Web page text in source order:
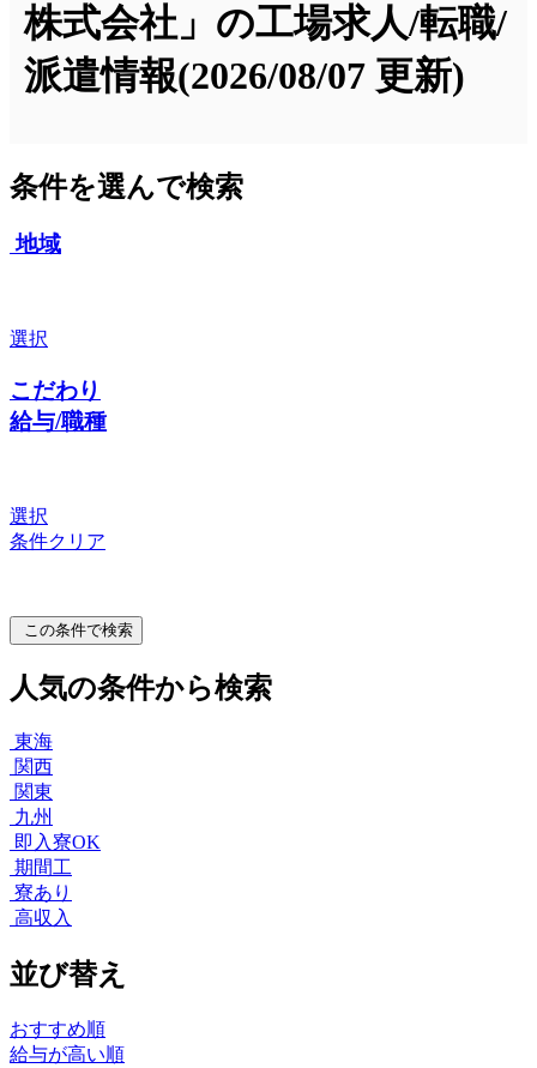
株式会社」の工場求人/転職/
派遣情報(2026/08/07 更新)
条件を選んで検索
地域
選択
こだわり
給与/職種
選択
条件クリア
この条件で検索
人気の条件から検索
東海
関西
関東
九州
即入寮OK
期間工
寮あり
高収入
並び替え
おすすめ順
給与が高い順